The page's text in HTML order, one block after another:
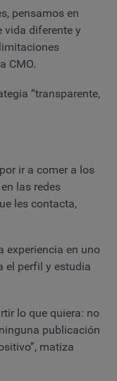
pensamos en
vida diferente y
CMO.
“transparente,
por ir a comer a los
las redes
les contacta,
experiencia en uno
el perfil y estudia
lo que quiera: no
publicación
matiza